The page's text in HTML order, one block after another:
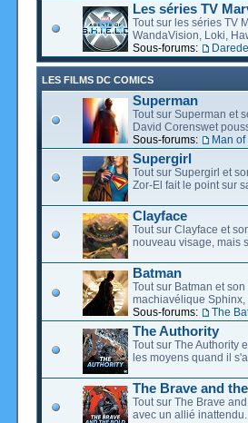
Les séries TV
Tout sur les séries TV
WandaVision, Loki,
Sous-forums:
LES FILMS DC COMICS
Superman
Tout sur Superman et
David Corenswet
Sous-forums:
Man of
Supergirl
Tout sur Supergirl et
Zor-El fait le point sur
Clayface
Tout sur Clayface et
nouveau visage, mais
Batman
Tout sur Batman et
machiavélique
Sous-forums:
The
The Authority
Tout sur The Authority
les moyens quand il
The Brave and
Tout sur The Brave
avec un allié